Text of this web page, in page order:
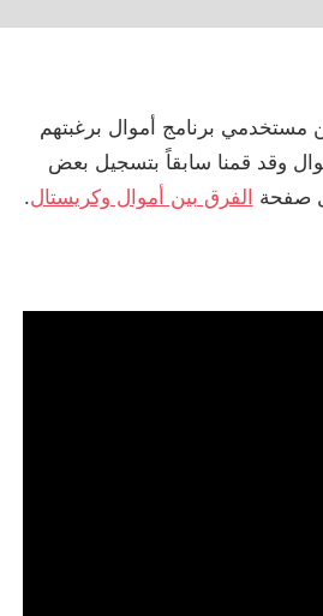
من مستخدمي برنامج أموال برغبتهم
وقد قمنا سابقاً بتسجيل بعض
صفحة
الفرق بين أموال وكريستال.